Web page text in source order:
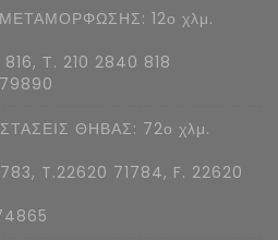
12ο χλμ.
Τ. 210 2840 818
ΘΗΒΑΣ: 72ο χλμ.
T.22620 71784, F. 22620